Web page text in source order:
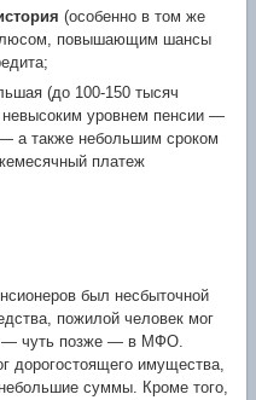
(особенно в том же
повышающим шансы
(до 100-150тысяч
уровнем пенсии —
а также небольшим сроком
платеж
был несбыточной
пожилой человек мог
— чуть позже — в МФО.
дорогостоящего имущества,
суммы. Кроме того,